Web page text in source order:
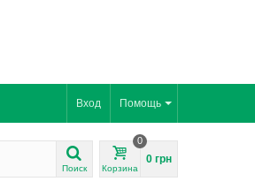
Помощь
Вход
Поиск Корзина
0
0 грн